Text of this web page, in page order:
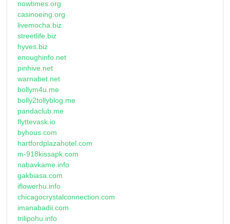
nowtimes.org
casinoeing.org
livemocha.biz
streetlife.biz
hyves.biz
enoughinfo.net
pinhive.net
warnabet.net
bollym4u.me
bolly2tollyblog.me
pandaclub.me
flyttevask.io
byhous.com
hartfordplazahotel.com
m-918kissapk.com
nabavkame.info
gakbiasa.com
iflowerhu.info
chicagocrystalconnection.com
imanabadii.com
trilipohu.info